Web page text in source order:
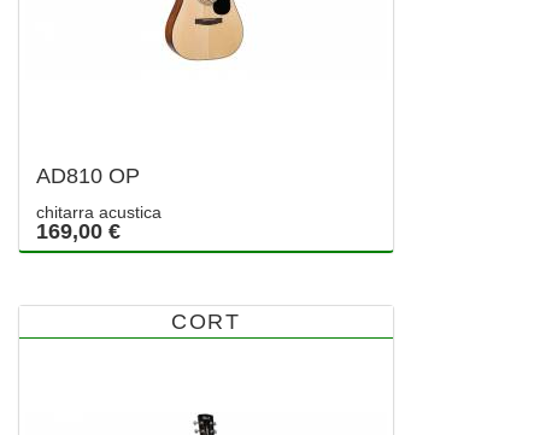
AD810 OP
chitarra acustica
169,00 €
CORT